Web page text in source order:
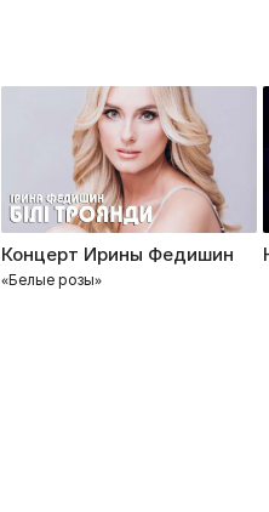
Концерт Ирины Федишин
«Белые розы»